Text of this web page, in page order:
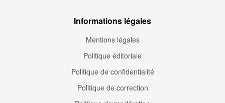
Informations légales
Mentions légales
Politique éditoriale
Politique de confidentialité
Politique de correction